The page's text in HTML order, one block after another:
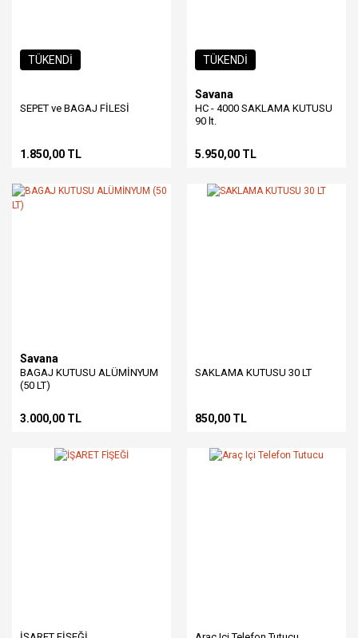
TÜKENDİ
SEPET ve BAGAJ FİLESİ
1.850,00 TL
TÜKENDİ
Savana
HC - 4000 SAKLAMA KUTUSU
90 lt.
5.950,00 TL
Savana
BAGAJ KUTUSU ALÜMİNYUM
(50 LT)
3.000,00 TL
SAKLAMA KUTUSU 30 LT
850,00 TL